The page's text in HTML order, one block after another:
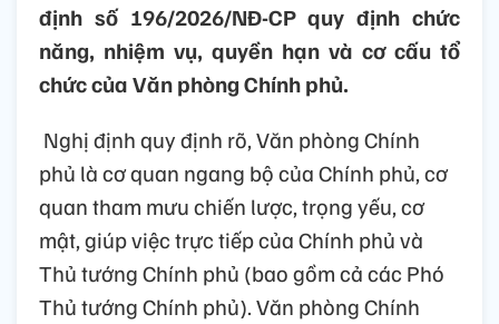
định số 196/2026/NĐ-CP quy định chức
năng, nhiệm vụ, quyền hạn và cơ cấu tổ
chức của Văn phòng Chính phủ.
Nghị định quy định rõ, Văn phòng Chính
phủ là cơ quan ngang bộ của Chính phủ, cơ
quan tham mưu chiến lược, trọng yếu, cơ
mật, giúp việc trực tiếp của Chính phủ và
Thủ tướng Chính phủ (bao gồm cả các Phó
Thủ tướng Chính phủ). Văn phòng Chính